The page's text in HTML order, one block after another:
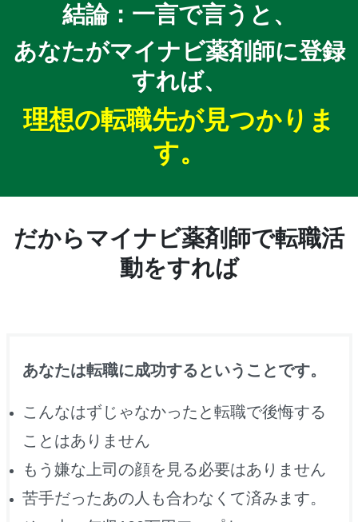
結論：一言で言うと、
あなたがマイナビ薬剤師に登録
すれば、
理想の転職先が見つかりま
す。
だからマイナビ薬剤師で転職活
動をすれば
あなたは転職に成功するということです。
こんなはずじゃなかったと転職で後悔する
ことはありません
もう嫌な上司の顔を見る必要はありません
苦手だったあの人も合わなくて済みます。